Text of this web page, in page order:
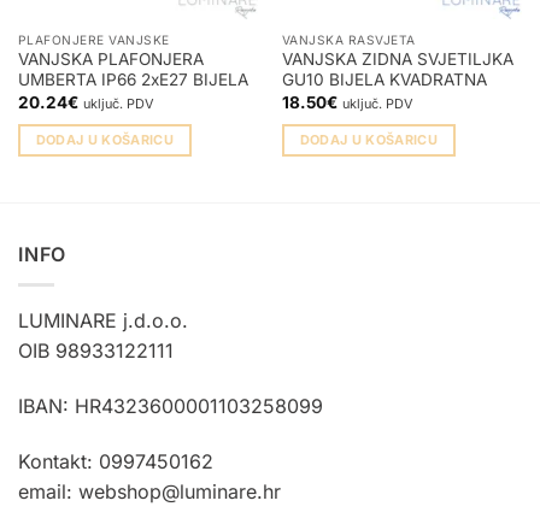
PLAFONJERE VANJSKE
VANJSKA PLAFONJERA
UMBERTA IP66 2xE27 BIJELA
20.24€ uključ. PDV
DODAJ U KOŠARICU
VANJSKA RASVJETA
VANJSKA ZIDNA SVJETILJKA
GU10 BIJELA KVADRATNA
18.50€ uključ. PDV
DODAJ U KOŠARICU
INFO
LUMINARE j.d.o.o.
OIB 98933122111
IBAN: HR4323600001103258099
Kontakt: 0997450162
email: webshop@luminare.hr